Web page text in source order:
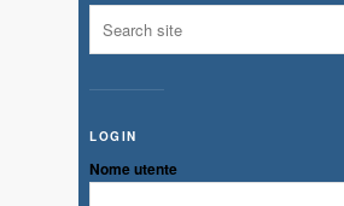
LOGIN
Nome utente